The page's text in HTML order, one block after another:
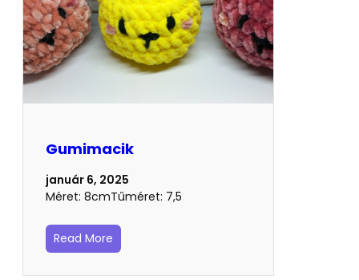
Gumimacik
január 6, 2025
Méret: 8cmTűméret: 7,5
Read More